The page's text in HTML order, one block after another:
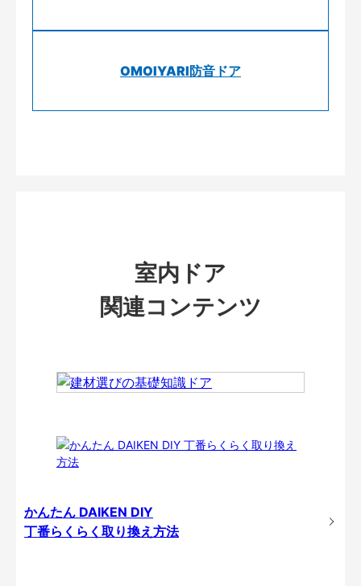
OMOIYARI防音ドア
室内ドア
関連コンテンツ
かんたん DAIKEN DIY
丁番らくらく取り換え方法